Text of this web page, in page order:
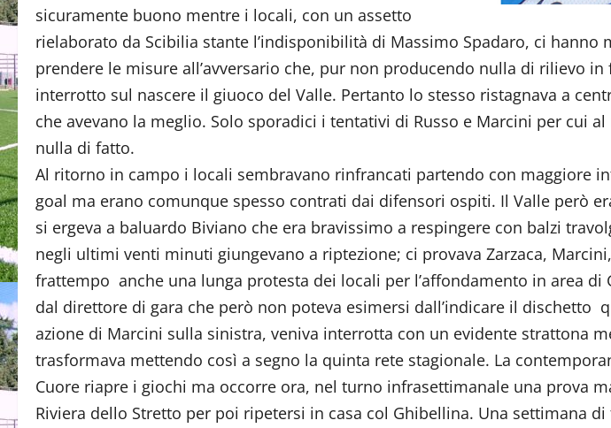
sicuramente buono mentre i locali, con un assetto
rielaborato da Scibilia stante l’indisponibilità di Massimo Spadaro, ci hanno
prendere le misure all’avversario che, pur non producendo nulla di rilievo in
interrotto sul nascere il giuoco del Valle. Pertanto lo stesso ristagnava a
che avevano la meglio. Solo sporadici i tentativi di Russo e Marcini per cui
nulla di fatto.
Al ritorno in campo i locali sembravano rinfrancati partendo con maggiore
goal ma erano comunque spesso contrati dai difensori ospiti. Il Valle però
si ergeva a baluardo Biviano che era bravissimo a respingere con balzi
negli ultimi venti minuti giungevano a riptezione; ci provava Zarzaca,
frattempo anche una lunga protesta dei locali per l’affondamento in area
dal direttore di gara che però non poteva esimersi dall’indicare il dischetto
azione di Marcini sulla sinistra, veniva interrotta con un evidente strattona
trasformava mettendo così a segno la quinta rete stagionale. La
Cuore riapre i giochi ma occorre ora, nel turno infrasettimanale una prova
Riviera dello Stretto per poi ripetersi in casa col Ghibellina. Una settimana